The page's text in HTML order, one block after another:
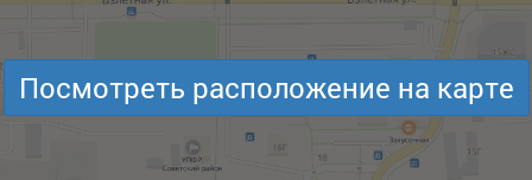
Посмотреть расположение на карте